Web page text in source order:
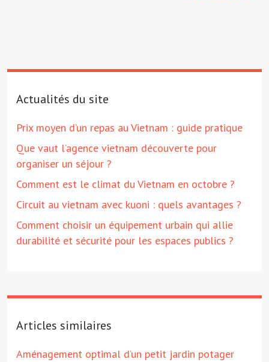
Actualités du site
Prix moyen d’un repas au Vietnam : guide pratique
Que vaut l’agence vietnam découverte pour
organiser un séjour ?
Comment est le climat du Vietnam en octobre ?
Circuit au vietnam avec kuoni : quels avantages ?
Comment choisir un équipement urbain qui allie
durabilité et sécurité pour les espaces publics ?
Articles similaires
Aménagement optimal d’un petit jardin potager